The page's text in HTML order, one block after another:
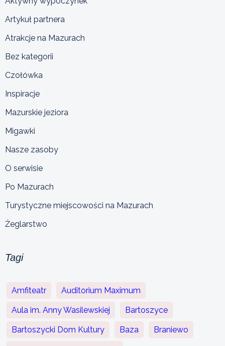
Artykuł partnera
Atrakcje na Mazurach
Bez kategorii
Czołówka
Inspiracje
Mazurskie jeziora
Migawki
Nasze zasoby
O serwisie
Po Mazurach
Turystyczne miejscowości na Mazurach
Żeglarstwo
Tagi
Amfiteatr Auditorium Maximum
Aula im. Anny Wasilewskiej Bartoszyce
Bartoszycki Dom Kultury Baza Braniewo